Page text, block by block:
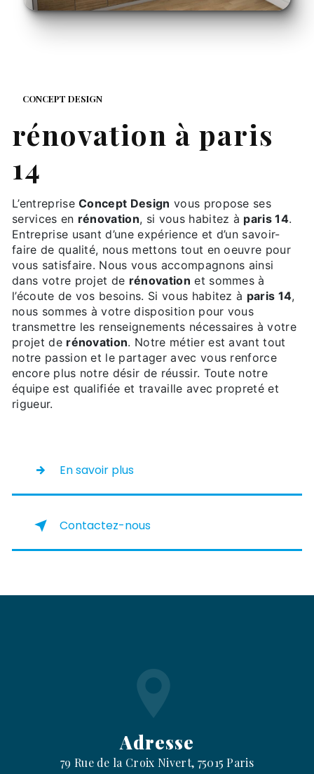
CONCEPT DESIGN
rénovation à paris
14
L’entrepriseConcept Design vous propose ses
services en rénovation, si vous habitez à paris 14.
Entreprise usant d’une expérience et d’un savoir-
faire de qualité, nous mettons tout en oeuvre pour
vous satisfaire. Nous vous accompagnons ainsi
dans votre projet de rénovation et sommes à
l’écoute de vos besoins. Si vous habitez à paris 14,
nous sommes à votre disposition pour vous
transmettre les renseignements nécessaires à votre
projet de rénovation. Notre métier est avant tout
notre passion et le partager avec vous renforce
encore plus notre désir de réussir. Toute notre
équipe est qualifiée et travaille avec propreté et
rigueur.
En savoir plus
Contactez-nous
Adresse
79 Rue de la Croix Nivert, 75015 Paris